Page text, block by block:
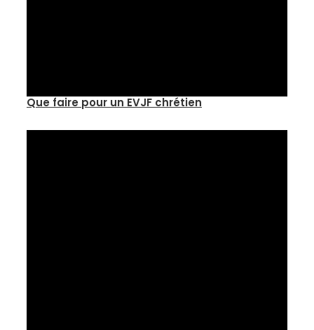
Que faire pour un EVJF chrétien